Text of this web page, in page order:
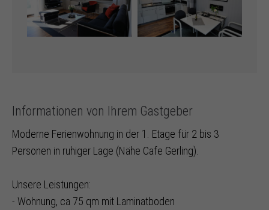
Informationen von Ihrem Gastgeber
Moderne Ferienwohnung in der 1. Etage für 2 bis 3
Personen in ruhiger Lage (Nähe Cafe Gerling).
Unsere Leistungen:
- Wohnung, ca 75 qm mit Laminatboden